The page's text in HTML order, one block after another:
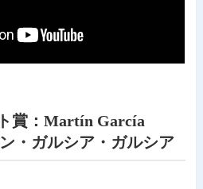
賞：Martín García
・ガルシア・ガルシア